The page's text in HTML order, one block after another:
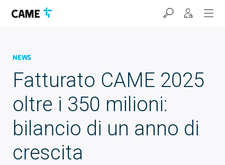
News
Fatturato CAME 2025
oltre i 350 milioni:
bilancio di un anno di
crescita